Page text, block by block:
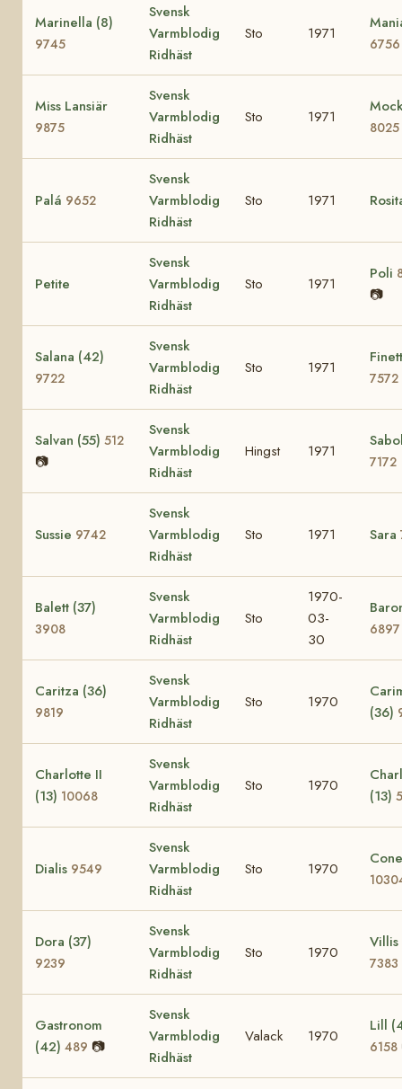
Marinella (8)
9745
Svensk
Varmblodig
Ridhäst
Sto 1971
6756
Miss Lansiär
9875
Svensk
Varmblodig
Ridhäst
Sto 1971
8025
Palá 9652
Svensk
Varmblodig
Ridhäst
Sto 1971
Petite
Svensk
Varmblodig
Ridhäst
Sto 1971
Poli
📷
Salana (42)
9722
Svensk
Varmblodig
Ridhäst
Sto 1971
7572
Salvan (55) 512
📷
Svensk
Varmblodig
Ridhäst
Hingst 1971
7172
Sussie 9742
Svensk
Varmblodig
Ridhäst
Sto 1971 Sara
Balett (37)
3908
Svensk
Varmblodig
Ridhäst
Sto
1970-
03-
30
6897
Caritza (36)
9819
Svensk
Varmblodig
Ridhäst
Sto 1970
(36)
Charlotte II
(13) 10068
Svensk
Varmblodig
Ridhäst
Sto 1970
(13)
Dialis 9549
Svensk
Varmblodig
Ridhäst
Sto 1970
Dora (37)
9239
Svensk
Varmblodig
Ridhäst
Sto 1970
Villis
7383
Gastronom
(42) 489 📷
Svensk
Varmblodig
Ridhäst
Valack 1970
Lill
6158